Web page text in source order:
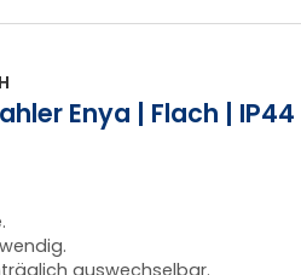
Enya | Flach | IP44
auswechselbar.